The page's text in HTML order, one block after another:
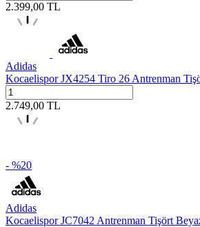
2.399,00 TL
Adidas
Kocaelispor JX4254 Tiro 26 Antrenman
2.749,00 TL
- %20
Adidas
Kocaelispor JC7042 Antrenman Tişört